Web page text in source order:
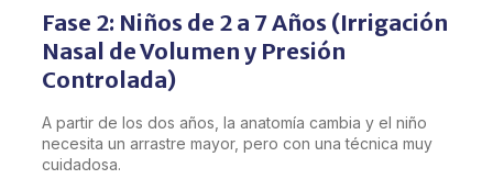
Fase 2: Niños de 2 a 7 Años (Irrigación
Nasal de Volumen y Presión
Controlada)
A partir de los dos años, la anatomía cambia y el niño
necesita un arrastre mayor, pero con una técnica muy
cuidadosa.